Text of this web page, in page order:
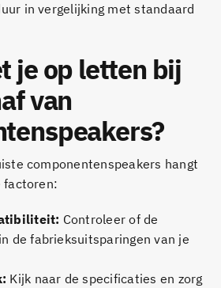
in vergelijking met standaard
je op letten bij
van
componentenspeakers hangt
factoren:
Controleer of de
de fabrieksuitsparingen van je
Kijk naar de specificaties en zorg